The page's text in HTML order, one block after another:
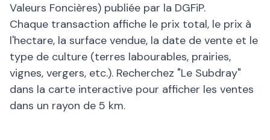
Valeurs Foncières) publiée par la DGFiP.
Chaque transaction affiche le prix total, le prix à
l'hectare, la surface vendue, la date de vente et le
type de culture (terres labourables, prairies,
vignes, vergers, etc.). Recherchez "Le Subdray"
dans la carte interactive pour afficher les ventes
dans un rayon de 5 km.